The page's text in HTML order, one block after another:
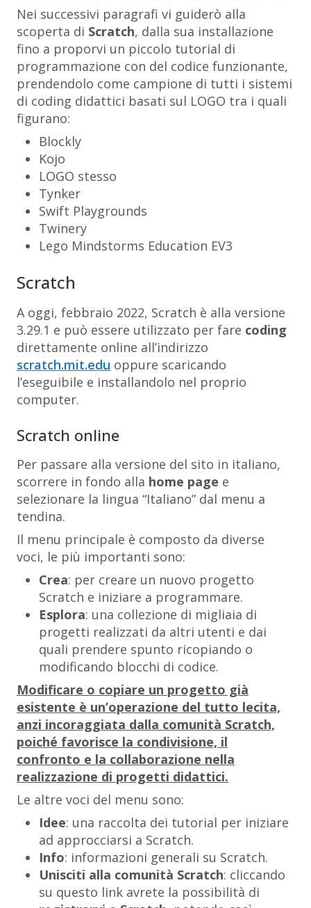
Nei successivi paragrafi vi guiderò alla
scoperta di Scratch, dalla sua installazione
fino a proporvi un piccolo tutorial di
programmazione con del codice funzionante,
prendendolo come campione di tutti i sistemi
di coding didattici basati sul LOGO tra i quali
figurano:
Blockly
Kojo
LOGO stesso
Tynker
Swift Playgrounds
Twinery
Lego Mindstorms Education EV3
Scratch
A oggi, febbraio 2022, Scratch è alla versione
3.29.1 e può essere utilizzato per fare coding
direttamente online all’indirizzo
scratch.mit.edu oppure scaricando
l’eseguibile e installandolo nel proprio
computer.
Scratch online
Per passare alla versione del sito in italiano,
scorrere in fondo alla home page e
selezionare la lingua “Italiano” dal menu a
tendina.
Il menu principale è composto da diverse
voci, le più importanti sono:
Crea: per creare un nuovo progetto
Scratch e iniziare a programmare.
Esplora: una collezione di migliaia di
progetti realizzati da altri utenti e dai
quali prendere spunto ricopiando o
modificando blocchi di codice.
Modificare o copiare un progetto già
esistente è un’operazione del tutto lecita,
anzi incoraggiata dalla comunità Scratch,
poiché favorisce la condivisione, il
confronto e la collaborazione nella
realizzazione di progetti didattici.
Le altre voci del menu sono:
Idee: una raccolta dei tutorial per iniziare
ad approcciarsi a Scratch.
Info: informazioni generali su Scratch.
Unisciti alla comunità Scratch: cliccando
su questo link avrete la possibilità di